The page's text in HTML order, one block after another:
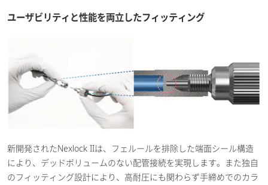
ユーザビリティと性能を両立したフィッティング
新開発されたNexlock IIは、フェルールを排除した端面シール構造
により、デッドボリュームのない配管接続を実現します。また独自
のフィッティング設計により、高耐圧にも関わらず手締めでのカラ